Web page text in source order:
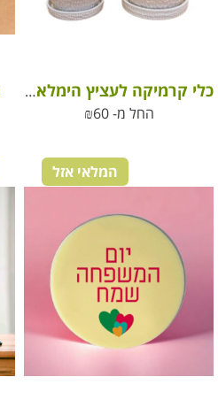
כלי קרמיקה לעציץ הימלאיה מעוצב
החל מ-
₪60
המלאי אזל